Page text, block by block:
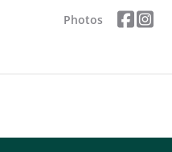
Photos